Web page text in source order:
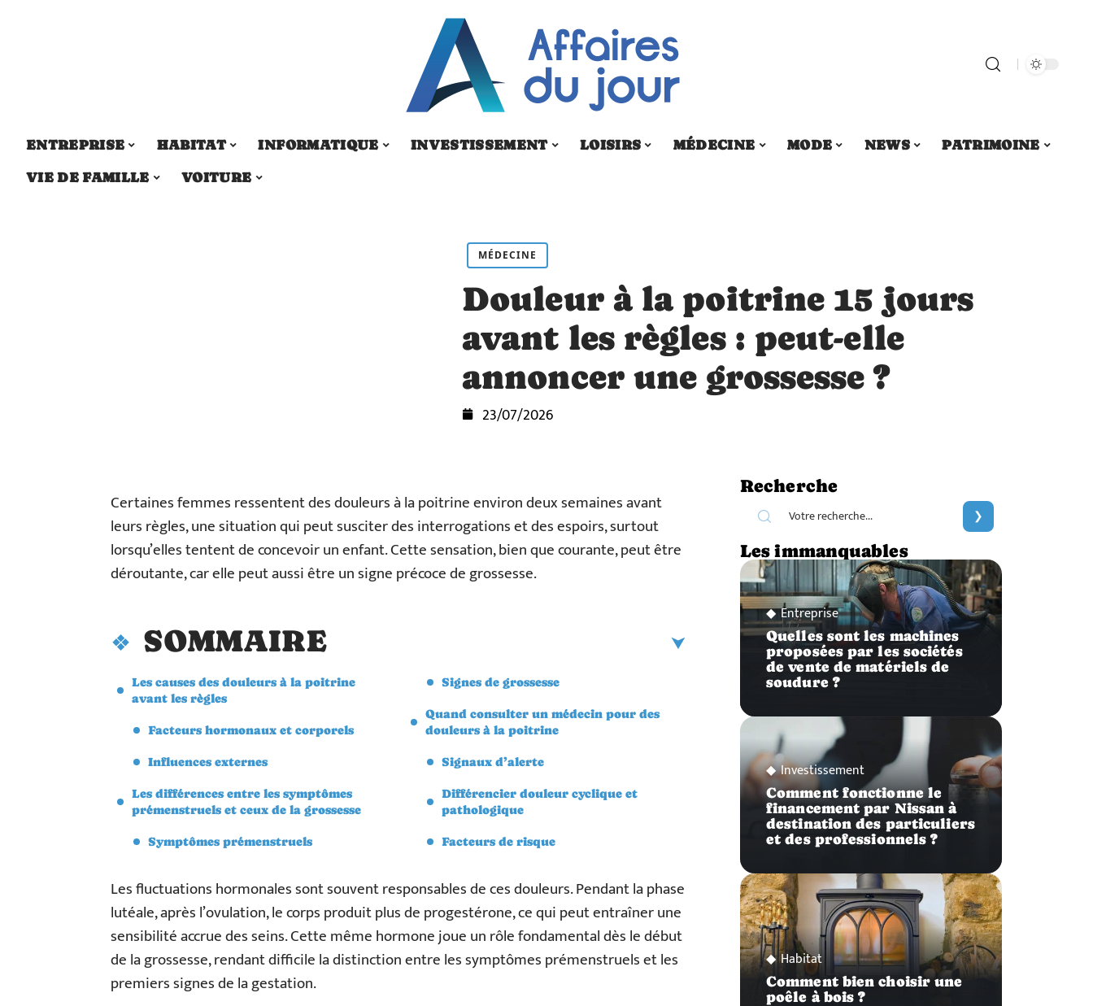
ENTREPRISE HABITAT INFORMATIQUE INVESTISSEMENT LOISIRS MÉDECINE MODE NEWS
PATRIMOINE
VIE DE FAMILLE
VOITURE
MÉDECINE
Douleur à la poitrine 15 jours
avant les règles : peut-elle
annoncer une grossesse ?
23/07/2026
Certaines femmes ressentent des douleurs à la poitrine environ deux semaines avant
leurs règles, une situation qui peut susciter des interrogations et des espoirs, surtout
lorsqu’elles tentent de concevoir un enfant. Cette sensation, bien que courante, peut être
déroutante, car elle peut aussi être un signe précoce de grossesse.
SOMMAIRE
Les causes des douleurs à la poitrine
avant les règles
Facteurs hormonaux et corporels
Influences externes
Les différences entre les symptômes
prémenstruels et ceux de la grossesse
Symptômes prémenstruels
Signes de grossesse
Quand consulter un médecin pour des
douleurs à la poitrine
Signaux d’alerte
Différencier douleur cyclique et
pathologique
Facteurs de risque
Les fluctuations hormonales sont souvent responsables de ces douleurs. Pendant la phase
lutéale, après l’ovulation, le corps produit plus de progestérone, ce qui peut entraîner une
sensibilité accrue des seins. Cette même hormone joue un rôle fondamental dès le début
de la grossesse, rendant difficile la distinction entre les symptômes prémenstruels et les
premiers signes de la gestation.
Recherche
Les immanquables
Entreprise
Quelles sont les machines
proposées par les sociétés
de vente de matériels de
soudure ?
Investissement
Comment fonctionne le
financement par Nissan à
destination des particuliers
et des professionnels ?
Habitat
Comment bien choisir une
poêle à bois ?